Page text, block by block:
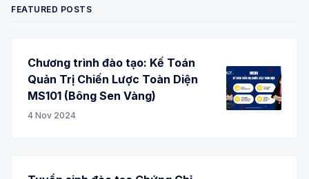
FEATURED POSTS
Chương trình đào tạo: Kế Toán
Quản Trị Chiến Lược Toàn Diện
MS101 (Bông Sen Vàng)
4 Nov 2024